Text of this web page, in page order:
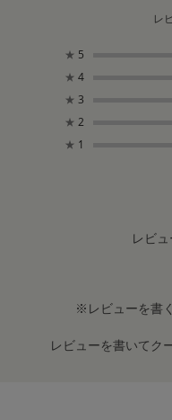
レ
★ 5
★ 4
★ 3
★ 2
★ 1
レビュ
※レビューを書
レビューを書いてク